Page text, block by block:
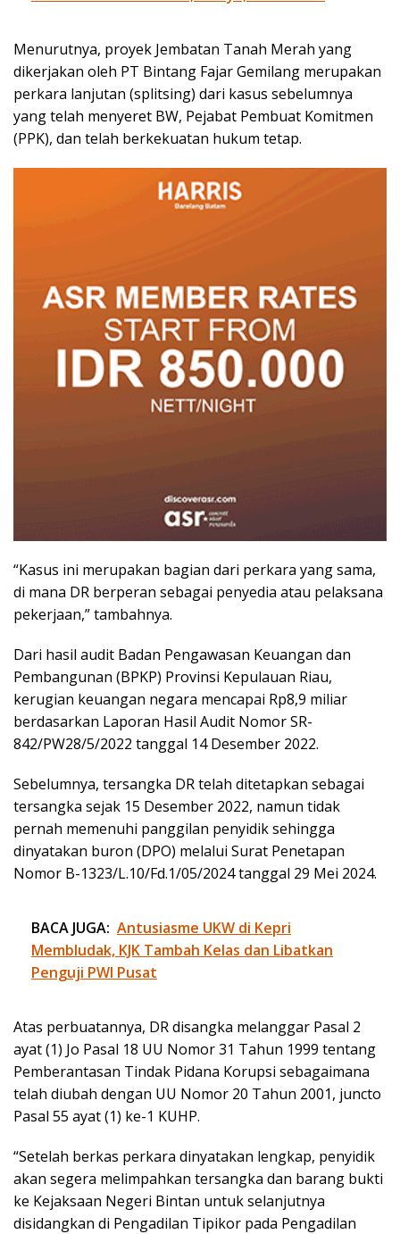
Menurutnya, proyek Jembatan Tanah Merah yang
dikerjakan oleh PT Bintang Fajar Gemilang merupakan
perkara lanjutan (splitsing) dari kasus sebelumnya
yang telah menyeret BW, Pejabat Pembuat Komitmen
(PPK), dan telah berkekuatan hukum tetap.
“Kasus ini merupakan bagian dari perkara yang sama,
di mana DR berperan sebagai penyedia atau pelaksana
pekerjaan,” tambahnya.
Dari hasil audit Badan Pengawasan Keuangan dan
Pembangunan (BPKP) Provinsi Kepulauan Riau,
kerugian keuangan negara mencapai Rp8,9 miliar
berdasarkan Laporan Hasil Audit Nomor SR-
842/PW28/5/2022 tanggal 14 Desember 2022.
Sebelumnya, tersangka DR telah ditetapkan sebagai
tersangka sejak 15 Desember 2022, namun tidak
pernah memenuhi panggilan penyidik sehingga
dinyatakan buron (DPO) melalui Surat Penetapan
Nomor B-1323/L.10/Fd.1/05/2024 tanggal 29 Mei 2024.
BACA JUGA: Antusiasme UKW di Kepri
Membludak, KJK Tambah Kelas dan Libatkan
Penguji PWI Pusat
Atas perbuatannya, DR disangka melanggar Pasal 2
ayat (1) Jo Pasal 18 UU Nomor 31 Tahun 1999 tentang
Pemberantasan Tindak Pidana Korupsi sebagaimana
telah diubah dengan UU Nomor 20 Tahun 2001, juncto
Pasal 55 ayat (1) ke-1 KUHP.
“Setelah berkas perkara dinyatakan lengkap, penyidik
akan segera melimpahkan tersangka dan barang bukti
ke Kejaksaan Negeri Bintan untuk selanjutnya
disidangkan di Pengadilan Tipikor pada Pengadilan